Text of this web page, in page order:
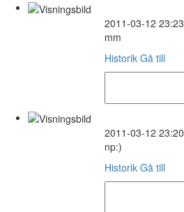
2011-03-12 23:23
mm
Historik Gå till
2011-03-12 23:20
np:)
Historik Gå till